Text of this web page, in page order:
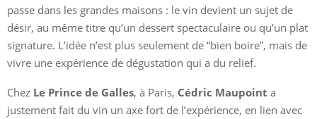
passe dans les grandes maisons : le vin devient un sujet de
désir, au même titre qu’un dessert spectaculaire ou qu’un plat
signature. L’idée n’est plus seulement de “bien boire”, mais de
vivre une expérience de dégustation qui a du relief.
Chez Le Prince de Galles, à Paris, Cédric Maupoint a
justement fait du vin un axe fort de l’expérience, en lien avec